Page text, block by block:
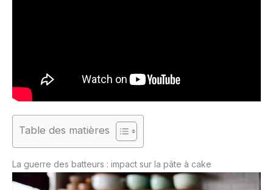
Table des matières
La guerre des batteurs : impact sur la pâte à cake